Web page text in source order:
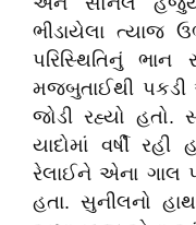
ભીડાયેલા ત્યાજ
પરિસ્થિતિનું
મજબુતાઈથી
જોડી રહ્યો
યાદોમાં વર્ષી
રેલાઈને એના ગાલ
હતા. સુનીલનો